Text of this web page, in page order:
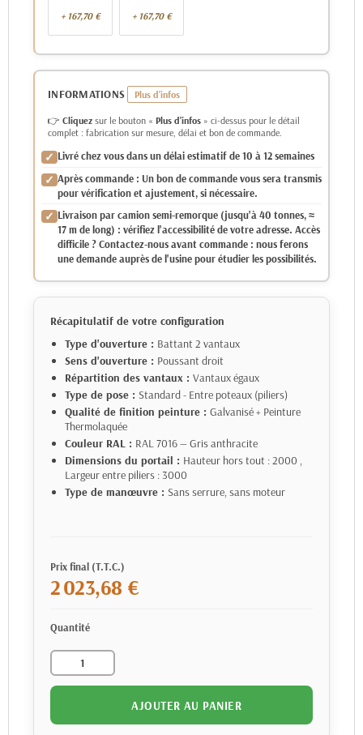
+ 167,70 € + 167,70 €
INFORMATIONS
👉 Cliquez sur le bouton « Plus d'infos » ci-dessus pour le détail
complet : fabrication sur mesure, délai et bon de commande.
Livré chez vous dans un délai estimatif de 10 à 12 semaines
Après commande : Un bon de commande vous sera transmis
pour vérification et ajustement, si nécessaire.
Livraison par camion semi-remorque (jusqu'à 40 tonnes, ≈
17 m de long) : vérifiez l'accessibilité de votre adresse. Accès
difficile ? Contactez-nous avant commande : nous ferons
une demande auprès de l'usine pour étudier les possibilités.
Récapitulatif de votre configuration
Type d'ouverture : Battant 2 vantaux
Sens d'ouverture : Poussant droit
Répartition des vantaux : Vantaux égaux
Type de pose : Standard - Entre poteaux (piliers)
Qualité de finition peinture : Galvanisé + Peinture
Thermolaquée
Couleur RAL : RAL 7016 — Gris anthracite
Dimensions du portail : Hauteur hors tout : 2000 ,
Largeur entre piliers : 3000
Type de manœuvre : Sans serrure, sans moteur
Prix final (T.T.C.)
2 023,68 €
Quantité
AJOUTER AU PANIER